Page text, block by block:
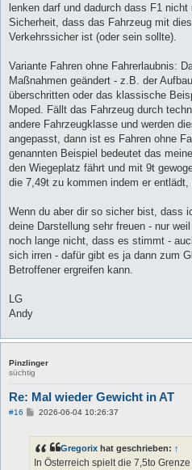
lenken darf und dadurch dass F1
Sicherheit, dass das Fahrzeug mit
Verkehrssicher ist (oder sein sollte).
Variante Fahren ohne Fahrerlaubnis:
Maßnahmen geändert - z.B. der
überschritten oder das klassische
Moped. Fällt das Fahrzeug durch
andere Fahrzeugklasse und werden
angepasst, dann ist es Fahren ohne
genannten Beispiel bedeutet das
den Wiegeplatz fährt und mit 9t
die 7,49t zu kommen indem er entlädt,
Wenn du aber dir so sicher bist, dass
deine Darstellung sehr freuen - nur
noch lange nicht, dass es stimmt -
sich irren - dafür gibt es ja dann zum
Betroffener ergreifen kann.
LG
Andy
Pinzlinger
süchtig
Re: Mal wieder Gewicht in AT
#16
B
r
a
2026-06-04 10:26:37
Gregorix hat geschrieben: ↑
In Österreich spielt die 7,5to